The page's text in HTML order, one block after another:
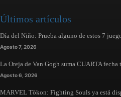
Últimos artículos
Día del Niño: Prueba alguno de estos 7
Agosto 7, 2026
La Oreja de Van Gogh suma CUARTA fecha
Agosto 6, 2026
MARVEL Tōkon: Fighting Souls ya está